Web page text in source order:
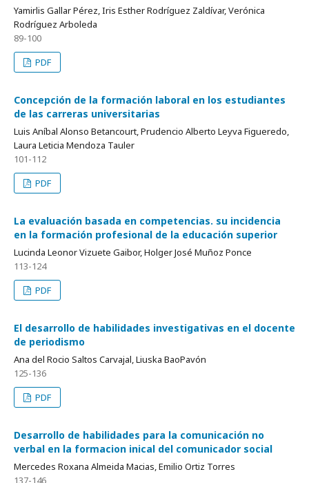
Yamirlis Gallar Pérez, Iris Esther Rodríguez Zaldívar, Verónica
Rodríguez Arboleda
89-100
PDF
Concepción de la formación laboral en los estudiantes
de las carreras universitarias
Luis Aníbal Alonso Betancourt, Prudencio Alberto Leyva Figueredo,
Laura Leticia Mendoza Tauler
101-112
PDF
La evaluación basada en competencias. su incidencia
en la formación profesional de la educación superior
Lucinda Leonor Vizuete Gaibor, Holger José Muñoz Ponce
113-124
PDF
El desarrollo de habilidades investigativas en el docente
de periodismo
Ana del Rocio Saltos Carvajal, Liuska BaoPavón
125-136
PDF
Desarrollo de habilidades para la comunicación no
verbal en la formacion inical del comunicador social
Mercedes Roxana Almeida Macias, Emilio Ortiz Torres
137-146